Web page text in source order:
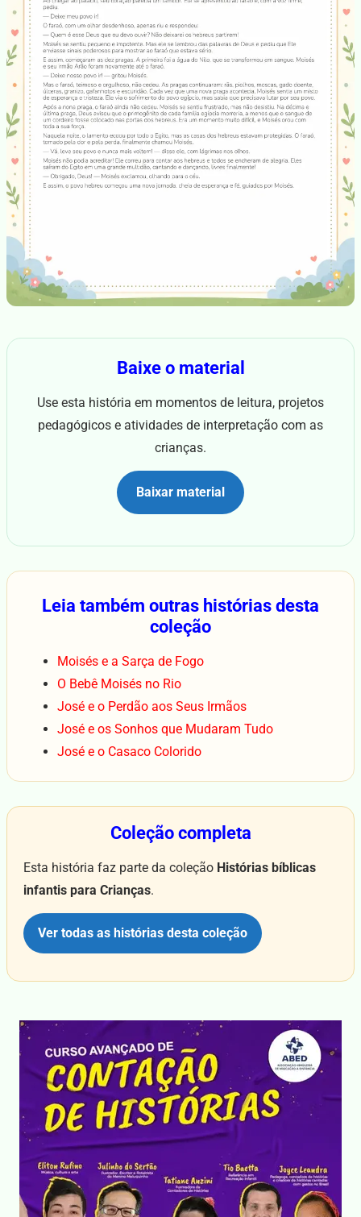
Baixe o material
Use esta história em momentos de leitura, projetos
pedagógicos e atividades de interpretação com as
crianças.
Baixar material
Leia também outras histórias desta
coleção
Moisés e a Sarça de Fogo
O Bebê Moisés no Rio
José e o Perdão aos Seus Irmãos
José e os Sonhos que Mudaram Tudo
José e o Casaco Colorido
Coleção completa
Esta história faz parte da coleção Histórias bíblicas
infantis para Crianças.
Ver todas as histórias desta coleção